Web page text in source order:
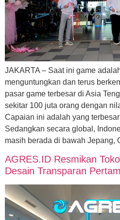
JAKARTA – Saat ini game
menguntungkan dan terus
pasar game terbesar di Asia
sekitar 100 juta orang dengan
Capaian ini adalah yang
Sedangkan secara global,
masih berada di bawah Jepang,
AGRES.ID Resmikan
Desain Transparan